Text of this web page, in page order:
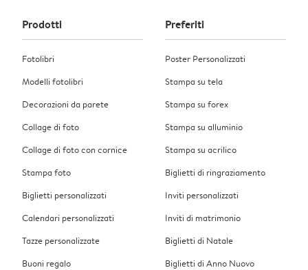
Prodotti
Fotolibri
Modelli fotolibri
Decorazioni da parete
Collage di foto
Collage di foto con cornice
Stampa foto
Biglietti personalizzati
Calendari personalizzati
Tazze personalizzate
Buoni regalo
Preferiti
Poster Personalizzati
Stampa su tela
Stampa su forex
Stampa su alluminio
Stampa su acrilico
Biglietti di ringraziamento
Inviti personalizzati
Inviti di matrimonio
Biglietti di Natale
Biglietti di Anno Nuovo